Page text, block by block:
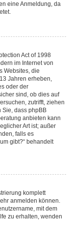
eine Anmeldung, da
Act of 1998
im Internet von
Websites, die
Jahren erheben,
oder der
sind, ob dies auf
zutrifft, ziehen
Sie, dass phpBB
anbieten kann
Art ist; außer
falls es
gibt?“ behandelt
komplett
anmelden können.
mit dem
zu erhalten, wenden